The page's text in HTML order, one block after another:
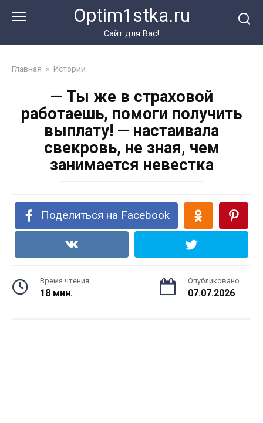
Optim1stka.ru
Сайт для Вас!
Главная » Истории
— Ты же в страховой
работаешь, помоги получить
выплату! — настаивала
свекровь, не зная, чем
занимается невестка
Поделиться на Facebook
Время чтения
18 мин.
Опубликовано
07.07.2026